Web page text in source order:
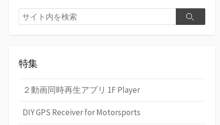
検
索
検
特集
２動画同時再生アプリ 1F Player
DIY GPS Receiver for Motorsports